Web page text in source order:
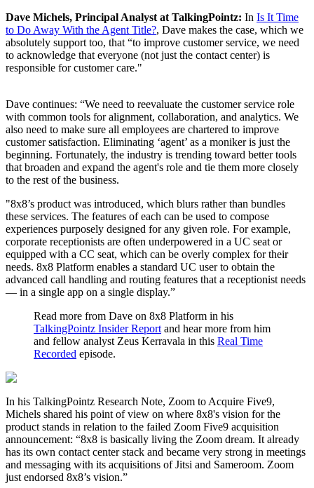
Dave Michels, Principal Analyst at TalkingPointz: In Is It Time
to Do Away With the Agent Title?, Dave makes the case, which we
absolutely support too, that “to improve customer service, we need
to acknowledge that everyone (not just the contact center) is
responsible for customer care."
Dave continues: “We need to reevaluate the customer service role
with common tools for alignment, collaboration, and analytics. We
also need to make sure all employees are chartered to improve
customer satisfaction. Eliminating ‘agent’ as a moniker is just the
beginning. Fortunately, the industry is trending toward better tools
that broaden and expand the agent's role and tie them more closely
to the rest of the business.
"8x8’s product was introduced, which blurs rather than bundles
these services. The features of each can be used to compose
experiences purposely designed for any given role. For example,
corporate receptionists are often underpowered in a UC seat or
equipped with a CC seat, which can be overly complex for their
needs. 8x8 Platform enables a standard UC user to obtain the
advanced call handling and routing features that a receptionist needs
— in a single app on a single display.”
Read more from Dave on 8x8 Platform in his
TalkingPointz Insider Report and hear more from him
and fellow analyst Zeus Kerravala in this Real Time
Recorded episode.
In his TalkingPointz Research Note, Zoom to Acquire Five9,
Michels shared his point of view on where 8x8's vision for the
product stands in relation to the failed Zoom Five9 acquisition
announcement: “8x8 is basically living the Zoom dream. It already
has its own contact center stack and became very strong in meetings
and messaging with its acquisitions of Jitsi and Sameroom. Zoom
just endorsed 8x8’s vision.”